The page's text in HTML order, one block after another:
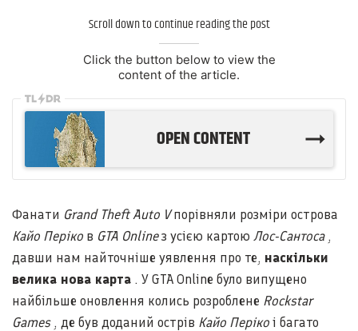
Scroll down to continue reading the post
Click the button below to view the
content of the article.
OPEN CONTENT
Фанати Grand Theft Auto Vпорівняли розміри острова
Кайо Періко в GTA Onlineз усією картою Лос-Сантоса,
давши нам найточніше уявлення про те, наскільки
велика нова карта . У GTA Online було випущено
найбільше оновлення колись розроблене Rockstar
Games, де був доданий острів Кайо Періко і багато